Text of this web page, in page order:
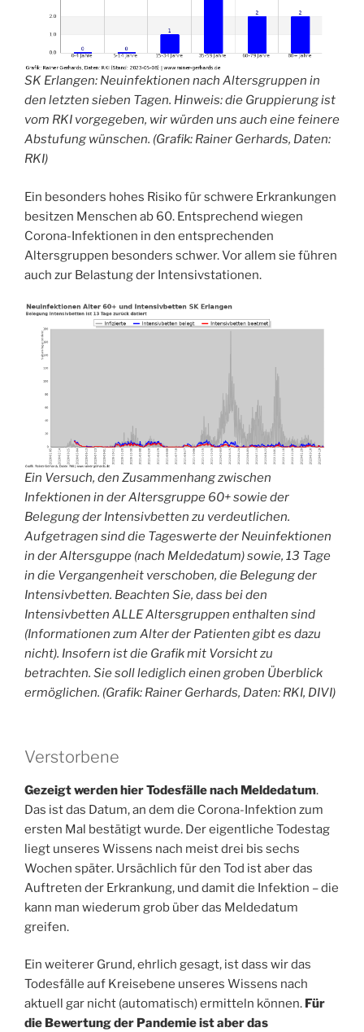
SK Erlangen: Neuinfektionen nach Altersgruppen in
den letzten sieben Tagen. Hinweis: die Gruppierung ist
vom RKI vorgegeben, wir würden uns auch eine feinere
Abstufung wünschen. (Grafik: Rainer Gerhards, Daten:
RKI)
Ein besonders hohes Risiko für schwere Erkrankungen
besitzen Menschen ab 60. Entsprechend wiegen
Corona-Infektionen in den entsprechenden
Altersgruppen besonders schwer. Vor allem sie führen
auch zur Belastung der Intensivstationen.
Ein Versuch, den Zusammenhang zwischen
Infektionen in der Altersgruppe 60+ sowie der
Belegung der Intensivbetten zu verdeutlichen.
Aufgetragen sind die Tageswerte der Neuinfektionen
in der Altersguppe (nach Meldedatum) sowie, 13 Tage
in die Vergangenheit verschoben, die Belegung der
Intensivbetten. Beachten Sie, dass bei den
Intensivbetten ALLE Altersgruppen enthalten sind
(Informationen zum Alter der Patienten gibt es dazu
nicht). Insofern ist die Grafik mit Vorsicht zu
betrachten. Sie soll lediglich einen groben Überblick
ermöglichen. (Grafik: Rainer Gerhards, Daten: RKI, DIVI)
Verstorbene
Gezeigt werden hier Todesfälle nach Meldedatum.
Das ist das Datum, an dem die Corona-Infektion zum
ersten Mal bestätigt wurde. Der eigentliche Todestag
liegt unseres Wissens nach meist drei bis sechs
Wochen später. Ursächlich für den Tod ist aber das
Auftreten der Erkrankung, und damit die Infektion – die
kann man wiederum grob über das Meldedatum
greifen.
Ein weiterer Grund, ehrlich gesagt, ist dass wir das
Todesfälle auf Kreisebene unseres Wissens nach
aktuell gar nicht (automatisch) ermitteln können. Für
die Bewertung der Pandemie ist aber das